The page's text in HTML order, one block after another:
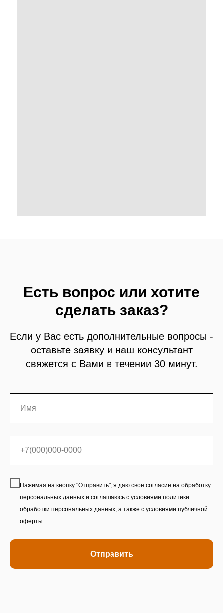
Есть вопрос или хотите
сделать заказ?
Если у Вас есть дополнительные вопросы -
оставьте заявку и наш консультант
свяжется с Вами в течении 30 минут.
Нажимая на кнопку "Отправить", я даю свое согласие на обработку
персональных данных и соглашаюсь с условиями политики
обработки персональных данных, а также с условиями публичной
оферты.
Отправить